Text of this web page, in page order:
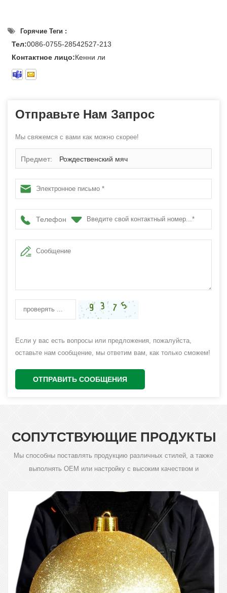
Горячие Теги :
Тел:0086-0755-28542527-213
Контактное лицо:Кенни ли
Отправьте Нам Запрос
Мы свяжемся с вами как можно скорее!
Предмет: Рождественский мяч
Телефон
Если у вас есть вопросы или предложения, пожалуйста,
оставьте нам сообщение, мы ответим вам, как только сможем!
ОТПРАВИТЬ СООБЩЕНИЯ
СОПУТСТВУЮЩИЕ ПРОДУКТЫ
Мы способны поставлять продукцию различных стилей, а также
выполнять OEM или настройку с высоким качеством и